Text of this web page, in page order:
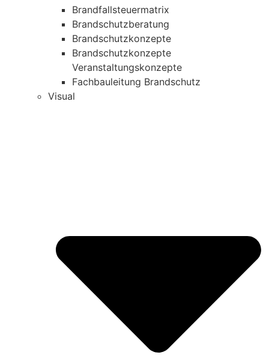
Brandfallsteuermatrix
Brandschutzberatung
Brandschutzkonzepte
Brandschutzkonzepte
Veranstaltungskonzepte
Fachbauleitung Brandschutz
Visual